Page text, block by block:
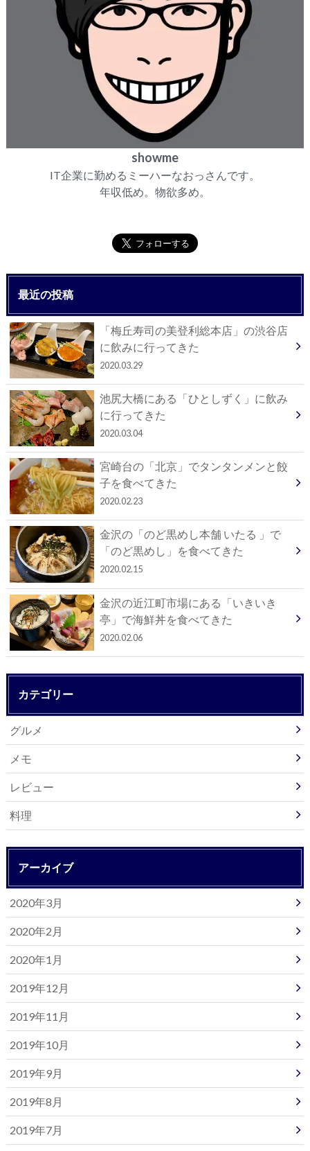
showme
IT企業に勤めるミーハーなおっさんです。
年収低め。物欲多め。
最近の投稿
「梅丘寿司の美登利総本店」の渋谷店
に飲みに行ってきた
2020.03.29
池尻大橋にある「ひとしずく」に飲み
に行ってきた
2020.03.04
宮崎台の「北京」でタンタンメンと餃
子を食べてきた
2020.02.23
金沢の「のど黒めし本舗 いたる 」で
「のど黒めし」を食べてきた
2020.02.15
金沢の近江町市場にある「いきいき
亭」で海鮮丼を食べてきた
2020.02.06
カテゴリー
グルメ
メモ
レビュー
料理
アーカイブ
2020年3月
2020年2月
2020年1月
2019年12月
2019年11月
2019年10月
2019年9月
2019年8月
2019年7月